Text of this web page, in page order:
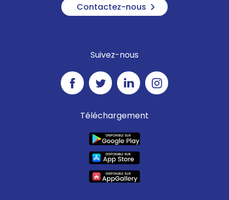
Contactez-nous
Suivez-nous
Téléchargement